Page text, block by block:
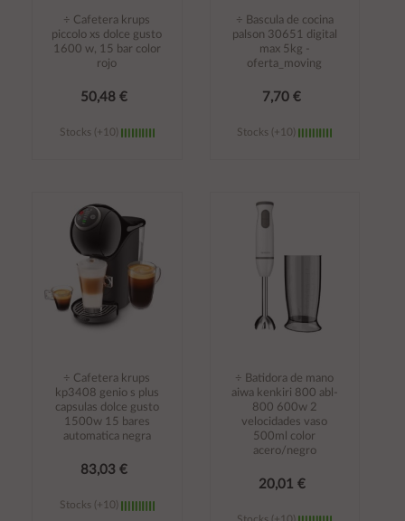
÷ Cafetera krups
piccolo xs dolce gusto
1600 w, 15 bar color
rojo
50,48 €
Stocks (+10)
carrito
÷ Bascula de cocina
palson 30651 digital
max 5kg -
oferta_moving
7,70 €
Stocks (+10)
÷ Cafetera krups
kp3408 genio s plus
capsulas dolce gusto
1500w 15 bares
automatica negra
83,03 €
Stocks (+10)
÷ Batidora de mano
aiwa kenkiri 800 abl-
800 600w 2
velocidades vaso
500ml color
acero/negro
20,01 €